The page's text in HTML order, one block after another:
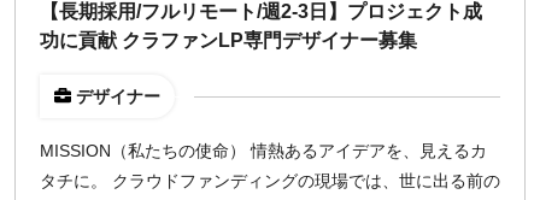
【長期採用/フルリモート/週2-3日】プロジェクト成
功に貢献 クラファンLP専門デザイナー募集
デザイナー
MISSION（私たちの使命） 情熱あるアイデアを、見えるカ
タチに。 クラウドファンディングの現場では、世に出る前の